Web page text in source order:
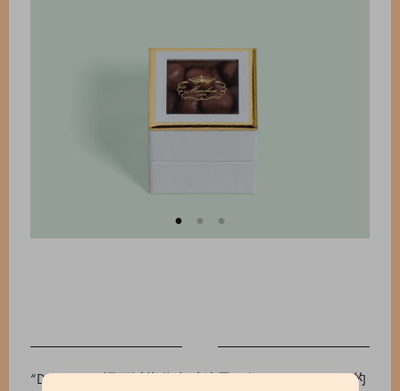
“Dragée” 一词可以指代多种糖果，但 Marchesi 1824 的